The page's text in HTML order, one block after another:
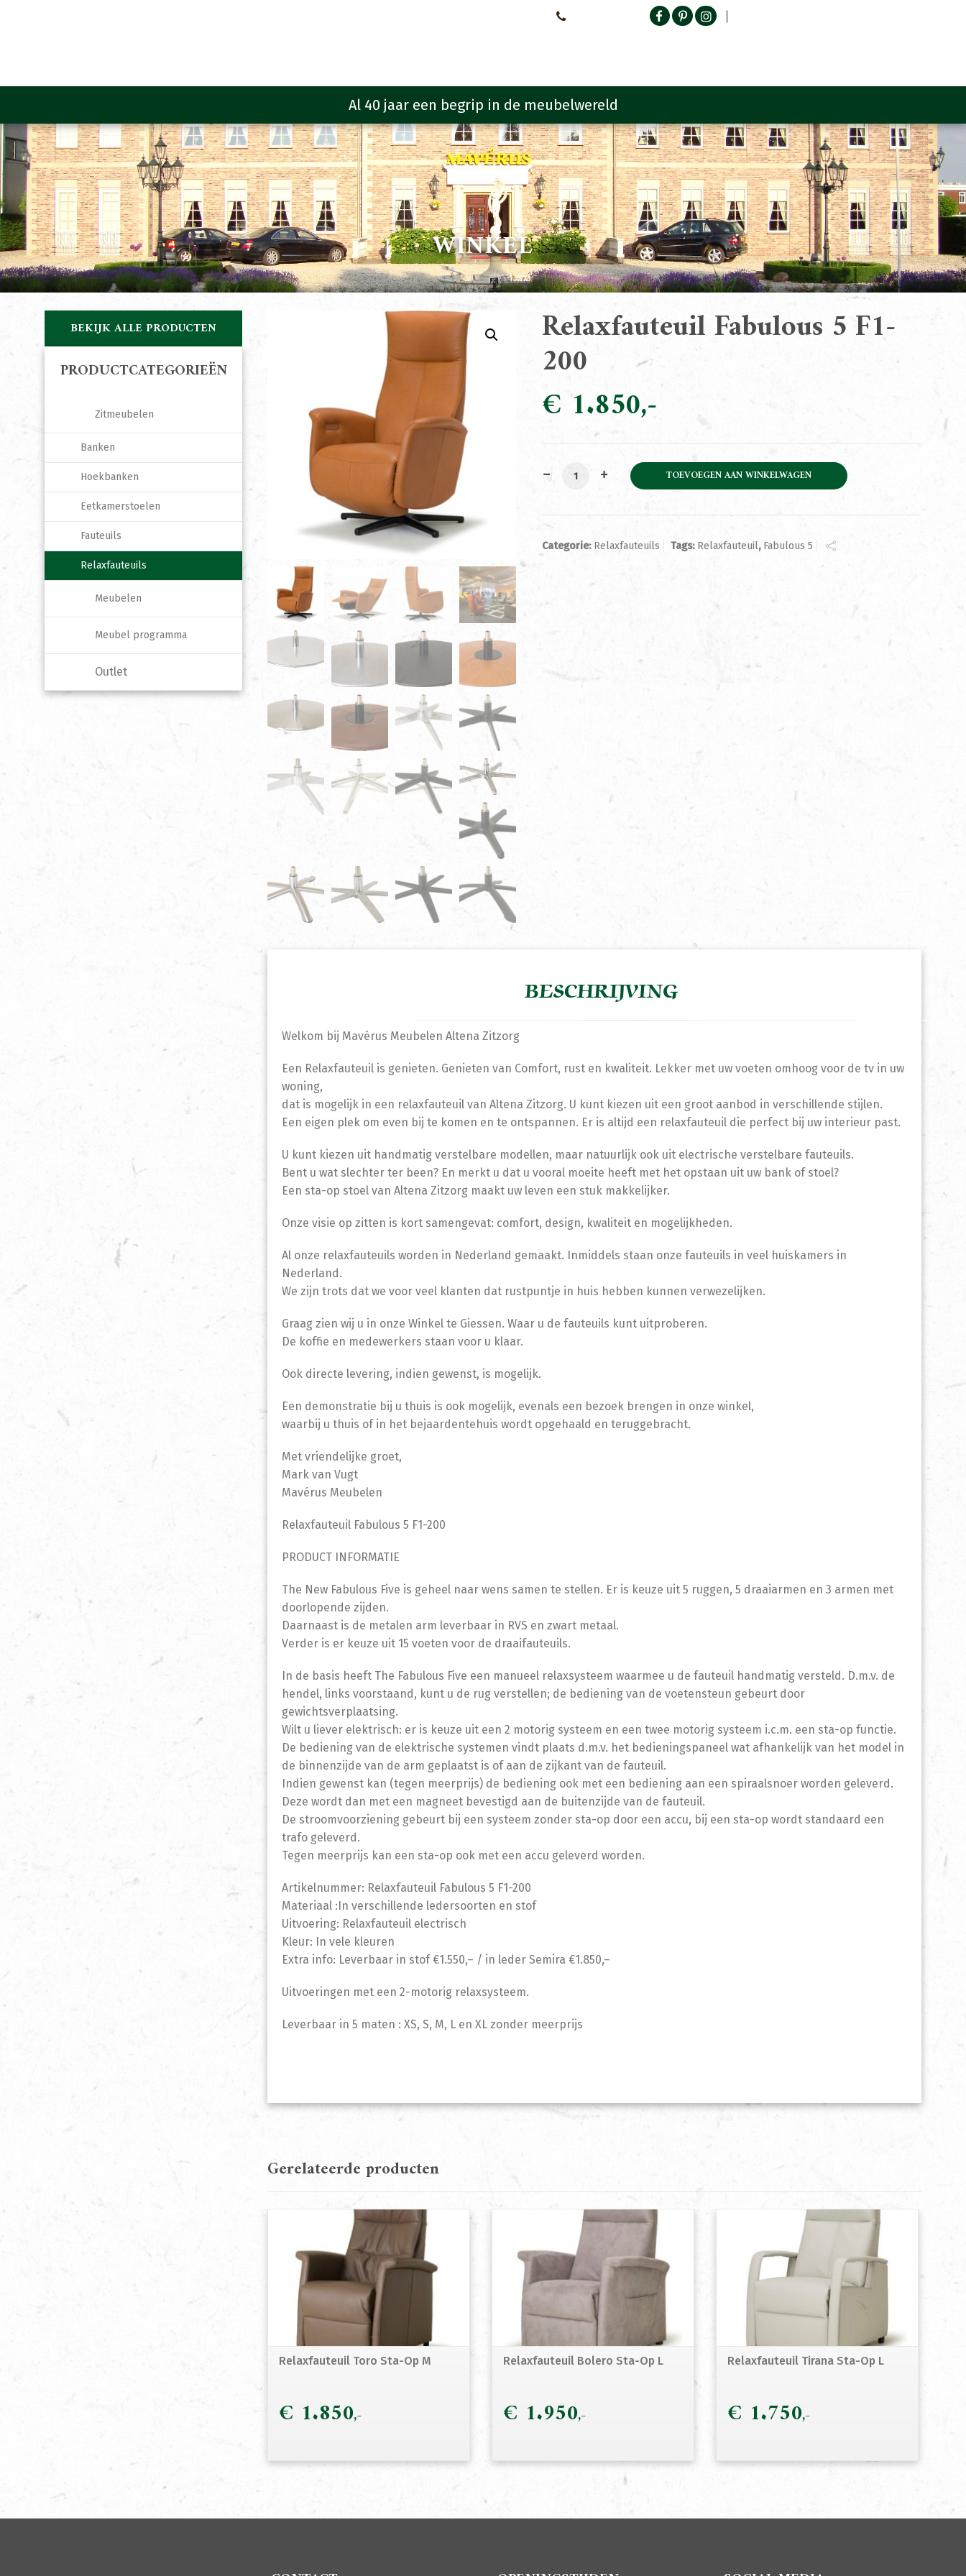
WINKEL
Relaxfauteuil Fabulous 5 F1-
200
€ 1.850
Relaxfauteuil Fabulous 5 F1-200 aantal
TOEVOEGEN AAN WINKELWAGEN
Categorie: Relaxfauteuils Tags: Relaxfauteuil, Fabulous 5
BESCHRIJVING
Welkom bij Mavérus Meubelen Altena Zitzorg
Een Relaxfauteuil is genieten. Genieten van Comfort, rust en kwaliteit. Lekker met uw voeten omhoog voor de tv in uw
woning,
dat is mogelijk in een relaxfauteuil van Altena Zitzorg. U kunt kiezen uit een groot aanbod in verschillende stijlen.
Een eigen plek om even bij te komen en te ontspannen. Er is altijd een relaxfauteuil die perfect bij uw interieur past.
U kunt kiezen uit handmatig verstelbare modellen, maar natuurlijk ook uit electrische verstelbare fauteuils.
Bent u wat slechter ter been? En merkt u dat u vooral moeite heeft met het opstaan uit uw bank of stoel?
Een sta-op stoel van Altena Zitzorg maakt uw leven een stuk makkelijker.
Onze visie op zitten is kort samengevat: comfort, design, kwaliteit en mogelijkheden.
Al onze relaxfauteuils worden in Nederland gemaakt. Inmiddels staan onze fauteuils in veel huiskamers in
Nederland.
We zijn trots dat we voor veel klanten dat rustpuntje in huis hebben kunnen verwezelijken.
Graag zien wij u in onze Winkel te Giessen. Waar u de fauteuils kunt uitproberen.
De koffie en medewerkers staan voor u klaar.
Ook directe levering, indien gewenst, is mogelijk.
Een demonstratie bij u thuis is ook mogelijk, evenals een bezoek brengen in onze winkel,
waarbij u thuis of in het bejaardentehuis wordt opgehaald en teruggebracht.
Met vriendelijke groet,
Mark van Vugt
Mavérus Meubelen
Relaxfauteuil Fabulous 5 F1-200
PRODUCT INFORMATIE
The New Fabulous Five is geheel naar wens samen te stellen. Er is keuze uit 5 ruggen, 5 draaiarmen en 3 armen met
doorlopende zijden.
Daarnaast is de metalen arm leverbaar in RVS en zwart metaal.
Verder is er keuze uit 15 voeten voor de draaifauteuils.
In de basis heeft The Fabulous Five een manueel relaxsysteem waarmee u de fauteuil handmatig versteld. D.m.v. de
hendel, links voorstaand, kunt u de rug verstellen; de bediening van de voetensteun gebeurt door
gewichtsverplaatsing.
Wilt u liever elektrisch: er is keuze uit een 2 motorig systeem en een twee motorig systeem i.c.m. een sta-op functie.
De bediening van de elektrische systemen vindt plaats d.m.v. het bedieningspaneel wat afhankelijk van het model in
de binnenzijde van de arm geplaatst is of aan de zijkant van de fauteuil.
Indien gewenst kan (tegen meerprijs) de bediening ook met een bediening aan een spiraalsnoer worden geleverd.
Deze wordt dan met een magneet bevestigd aan de buitenzijde van de fauteuil.
De stroomvoorziening gebeurt bij een systeem zonder sta-op door een accu, bij een sta-op wordt standaard een
trafo geleverd.
Tegen meerprijs kan een sta-op ook met een accu geleverd worden.
Artikelnummer: Relaxfauteuil Fabulous 5 F1-200
Materiaal :In verschillende ledersoorten en stof
Uitvoering: Relaxfauteuil electrisch
Kleur: In vele kleuren
Extra info: Leverbaar in stof €1.550,– / in leder Semira €1.850,–
Uitvoeringen met een 2-motorig relaxsysteem.
Leverbaar in 5 maten : XS, S, M, L en XL zonder meerprijs
Gerelateerde producten
Relaxfauteuil Toro Sta-Op M
€ 1.850
Relaxfauteuil Bolero Sta-Op L
€ 1.950
Relaxfauteuil Tirana Sta-Op L
€ 1.750
BEKIJK ALLE PRODUCTEN
PRODUCTCATEGORIEËN
Zitmeubelen
Banken
Hoekbanken
Eetkamerstoelen
Fauteuils
Relaxfauteuils
Meubelen
Meubel programma
Outlet